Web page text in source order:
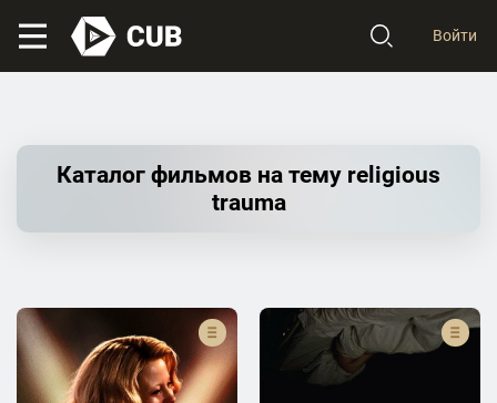
Войти
Каталог фильмов на тему religious
trauma